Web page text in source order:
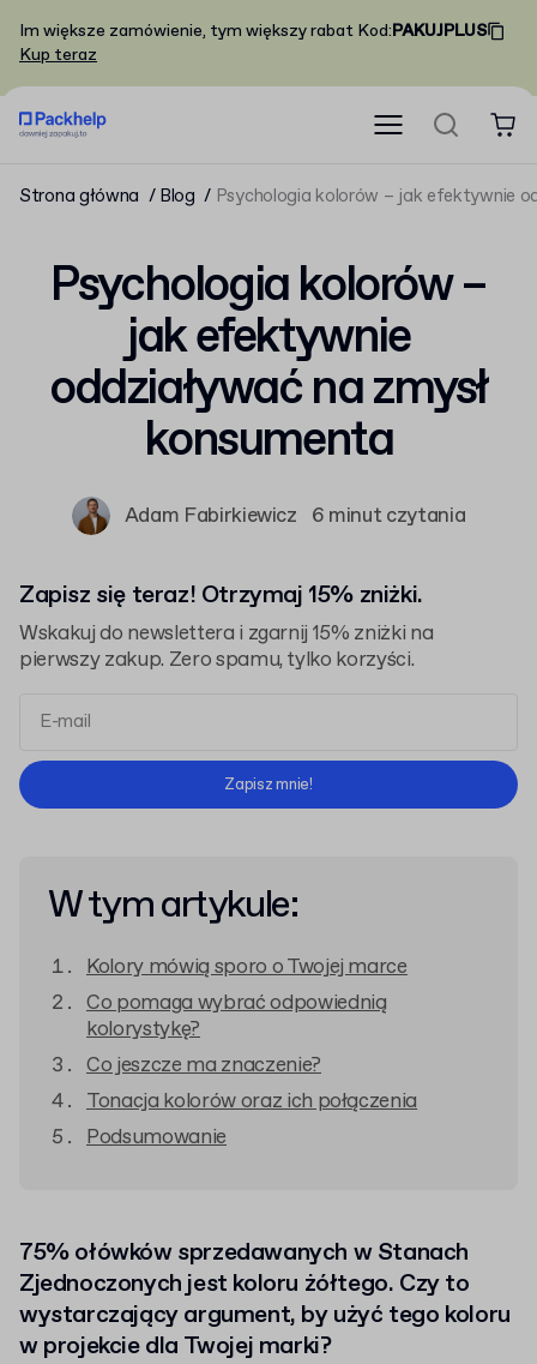
Im większe zamówienie, tym większy rabat Kod:PAKUJPLUS
Kup teraz
Strona główna Blog Psychologia kolorów – jak efektywnie
Psychologia kolorów –
jak efektywnie
oddziaływać na zmysł
konsumenta
Adam Fabirkiewicz 6 minut czytania
Zapisz się teraz! Otrzymaj 15% zniżki.
Wskakuj do newslettera i zgarnij 15% zniżki na
pierwszy zakup. Zero spamu, tylko korzyści.
Regulaminem Polityką Prywatności
Zapisz mnie!
W tym artykule:
Kolory mówią sporo o Twojej marce
Co pomaga wybrać odpowiednią
kolorystykę?
Co jeszcze ma znaczenie?
Tonacja kolorów oraz ich połączenia
Podsumowanie
75% ołówków sprzedawanych w Stanach
Zjednoczonych jest koloru żółtego. Czy to
wystarczający argument, by użyć tego koloru
w projekcie dla Twojej marki?